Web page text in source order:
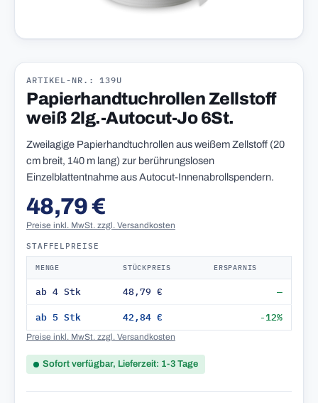
ARTIKEL-NR.: 139U
Papierhandtuchrollen Zellstoff
weiß 2lg.-Autocut-Jo 6St.
Zweilagige Papierhandtuchrollen aus weißem Zellstoff (20
cm breit, 140 m lang) zur berührungslosen
Einzelblattentnahme aus Autocut-Innenabrollspendern.
48,79 €
Preise inkl. MwSt. zzgl. Versandkosten
STAFFELPREISE
MENGE STÜCKPREIS ERSPARNIS
ab 4 Stk 48,79 € —
ab 5 Stk 42,84 € -12%
Preise inkl. MwSt. zzgl. Versandkosten
Sofort verfügbar, Lieferzeit: 1-3 Tage